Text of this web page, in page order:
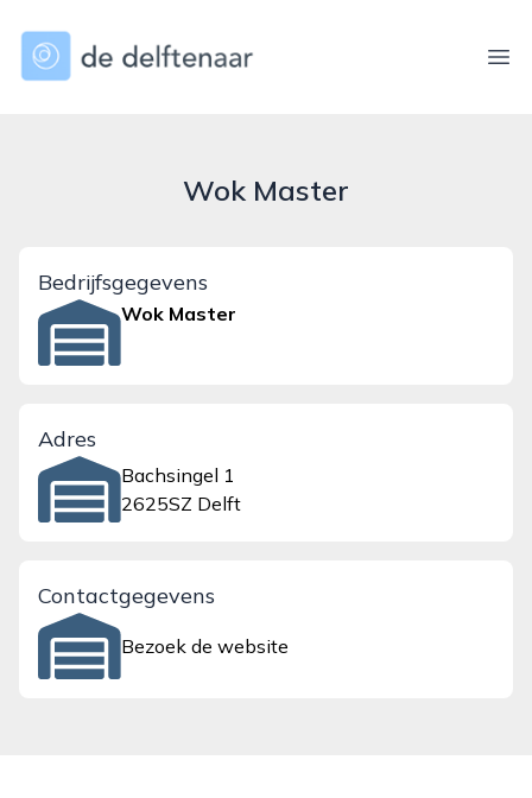
dedelftenaar.nl
Wok Master
Bedrijfsgegevens
Wok Master
Adres
Bachsingel 1
2625SZ Delft
Contactgegevens
Bezoek de website